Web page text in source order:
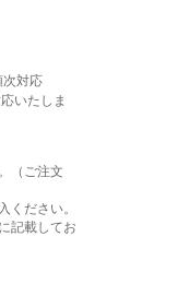
対応
いたしま
（ご注文
ください。
記載してお